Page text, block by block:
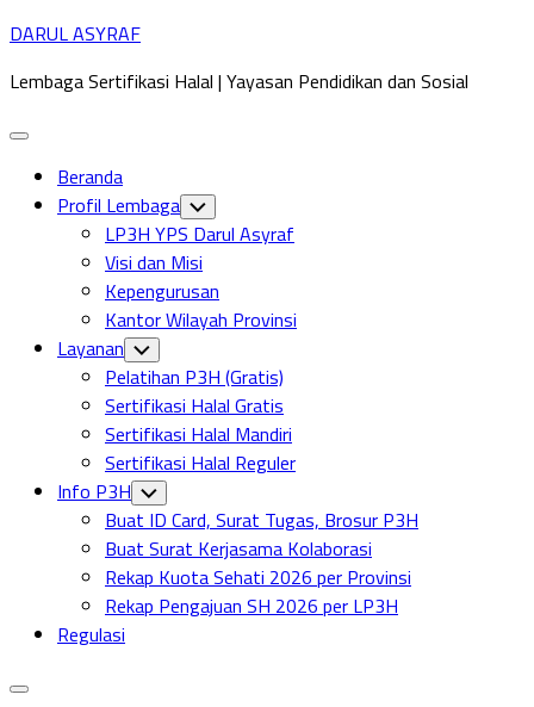
Skip
content
DARUL ASYRAF
Lembaga Sertifikasi Halal | Yayasan Pendidikan dan Sosial
Expand
Beranda
Profil Lembaga Toggle
Child
Menu
LP3H YPS Darul Asyraf
Visi dan Misi
Kepengurusan
Kantor Wilayah Provinsi
Layanan Toggle
Child
Menu
Pelatihan P3H (Gratis)
Sertifikasi Halal Gratis
Sertifikasi Halal Mandiri
Sertifikasi Halal Reguler
Info P3H Toggle
Child
Menu
Buat ID Card, Surat Tugas, Brosur P3H
Buat Surat Kerjasama Kolaborasi
Rekap Kuota Sehati 2026 per Provinsi
Rekap Pengajuan SH 2026 per LP3H
Regulasi
Expand